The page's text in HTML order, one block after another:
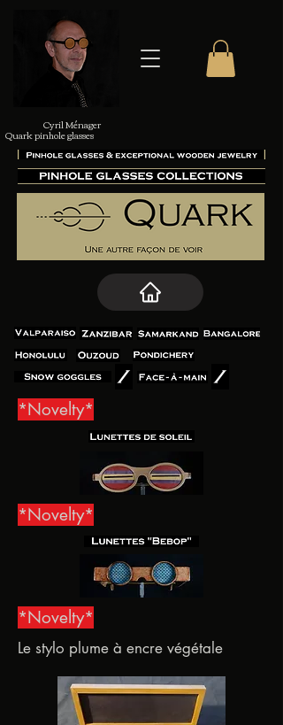
Cyril Ménager
Quark pinhole glasses
*Novelty*
*Novelty*
*Novelty*
Le stylo plume à encre végétale